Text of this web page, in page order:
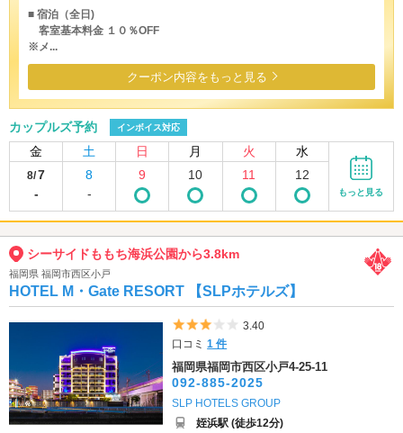
■ 宿泊（全日)
客室基本料金 １０％OFF
※メ...
クーポン内容をもっと見る
カップルズ予約 インボイス対応
金 土 日 月 火 水
8/7
-
8
-
9 10 11 12
もっと見る
シーサイドももち海浜公園から3.8km
福岡県 福岡市西区小戸
HOTEL M・Gate RESORT 【SLPホテルズ】
5つ星のうち3
3.40
口コミ1 件
福岡県福岡市西区小戸4-25-11
092-885-2025
SLP HOTELS GROUP
姪浜駅 (徒歩12分)